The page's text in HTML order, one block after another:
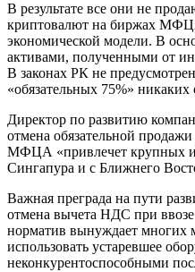
В результате все они не
криптовалют на биржах
экономической модели. В
активами, полученными от
В законах РК не
«обязательных 75%» никаких
Директор по развитию
отмена обязательной
МФЦА «привлечет крупных
Сингапура и с Ближнего
Важная преграда на пути
отмена вычета НДС при
норматив вынуждает многих
использовать устаревшее
неконкурентоспособными